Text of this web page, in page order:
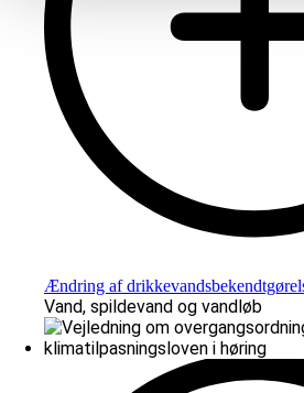
Ændring af
Vand, spildevand og vandløb